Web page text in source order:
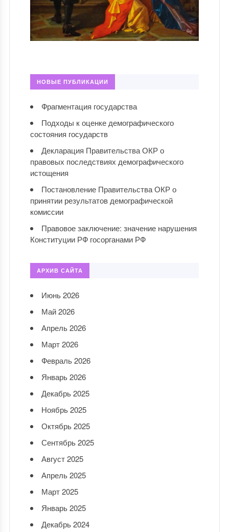
НОВЫЕ ПУБЛИКАЦИИ
Фрагментация государства
Подходы к оценке демографического
состояния государств
Декларация Правительства ОКР о
правовых последствиях демографического
истощения
Постановление Правительства ОКР о
принятии результатов демографической
комиссии
Правовое заключение: значение нарушения
Конституции РФ госорганами РФ
АРХИВ САЙТА
Июнь 2026
Май 2026
Апрель 2026
Март 2026
Февраль 2026
Январь 2026
Декабрь 2025
Ноябрь 2025
Октябрь 2025
Сентябрь 2025
Август 2025
Апрель 2025
Март 2025
Январь 2025
Декабрь 2024